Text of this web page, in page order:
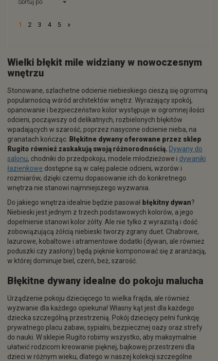
1 2 3 4 5
Wielki błękit mile widziany w nowoczesnym
wnętrzu
Stonowane, szlachetne odcienie niebieskiego cieszą się ogromną
popularnością wśród architektów wnętrz. Wyrażający spokój,
opanowanie i bezpieczeństwo kolor występuje w ogromnej ilości
odcieni, począwszy od delikatnych, rozbielonych błękitów
wpadających w szarość, poprzez nasycone odcienie nieba, na
granatach kończąc. Błękitne dywany oferowane przez sklep
Rugito również zaskakują swoją różnorodnością. Dywany do
salonu, chodniki do przedpokoju, modele młodzieżowe i dywaniki
łazienkowe dostępne są w całej palecie odcieni, wzorów i
rozmiarów, dzięki czemu dopasowanie ich do konkretnego
wnętrza nie stanowi najmniejszego wyzwania.
Do jakiego wnętrza idealnie będzie pasował błękitny dywan?
Niebieski jest jednym z trzech podstawowych kolorów, a jego
dopełnienie stanowi kolor żółty. Ale nie tylko z wyrazistą i dość
zobowiązującą żółcią niebieski tworzy zgrany duet. Chabrowe,
lazurowe, kobaltowe i atramentowe dodatki (dywan, ale również
poduszki czy zasłony) będą pięknie komponować się z aranżacją,
w której dominuje biel, czerń, beż, szarość.
Błękitne dywany idealne do pokoju malucha
Urządzenie pokoju dziecięcego to wielka frajda, ale również
wyzwanie dla każdego opiekuna! Własny kąt jest dla każdego
dziecka szczególną przestrzenią. Pokój dziecięcy pełni funkcję
prywatnego placu zabaw, sypialni, bezpiecznej oazy oraz strefy
do nauki. W sklepie Rugito robimy wszystko, aby maksymalnie
ułatwić rodzicom kreowanie pięknej, bajkowej przestrzeni dla
dzieci w różnym wieku, dlatego w naszej kolekcji szczególne